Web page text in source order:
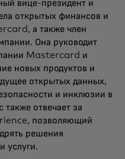
вице-президент и
открытых финансов и
а также член
Она руководит
Mastercard и
новых продуктов и
открытых данных,
и инклюзии в
также отвечает за
позволяющий
решения
услуги.